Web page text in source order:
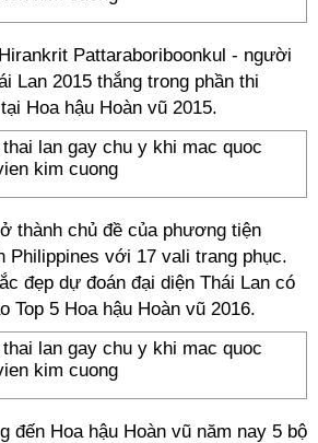
Pattaraboriboonkul - người
Lan 2015 thắng trong phần thi
Hoa hậu Hoàn vũ 2015.
thành chủ đề của phương tiện
Philippines với 17 vali trang phục.
đẹp dự đoán đại diện Thái Lan có
Top 5 Hoa hậu Hoàn vũ 2016.
đến Hoa hậu Hoàn vũ năm nay 5 bộ